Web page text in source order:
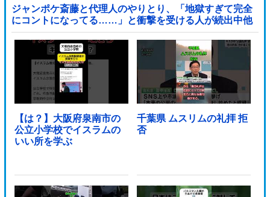
ジャンポケ斎藤と代理人のやりとり、「地獄すぎて完全
にコントになってる……」と衝撃を受ける人が続出中他
【は？】大阪府泉南市の
公立小学校でイスラムの
いい所を学ぶ
千葉県 ムスリムの礼拝 拒
否